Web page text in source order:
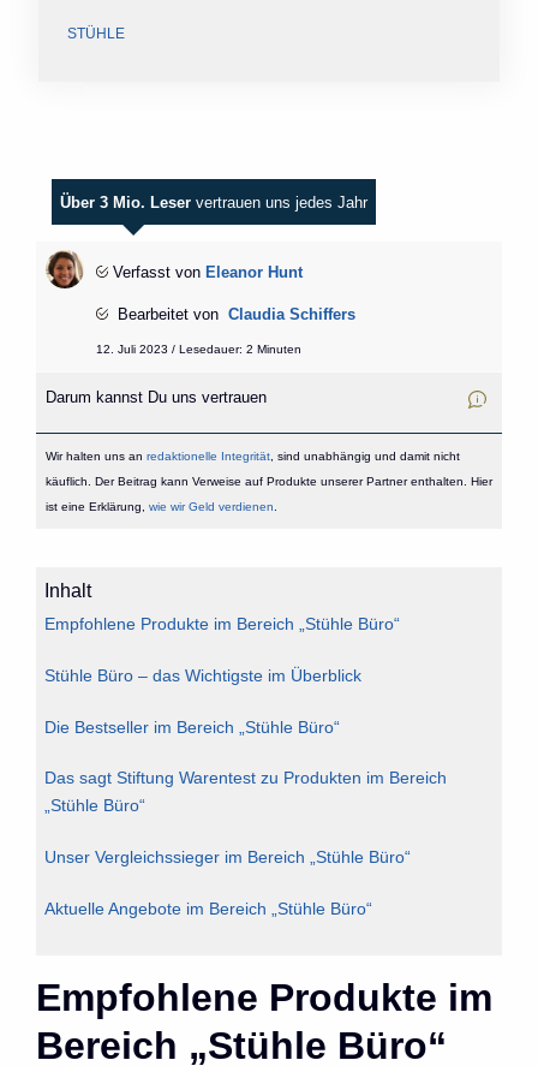
STÜHLE
Über 3 Mio. Leser vertrauen uns jedes Jahr
Verfasst von Eleanor Hunt
Bearbeitet von Claudia Schiffers
12. Juli 2023 / Lesedauer: 2 Minuten
Darum kannst Du uns vertrauen
Wir halten uns an redaktionelle Integrität, sind unabhängig und damit nicht
käuflich. Der Beitrag kann Verweise auf Produkte unserer Partner enthalten. Hier
ist eine Erklärung, wie wir Geld verdienen
Inhalt
Empfohlene Produkte im Bereich „Stühle Büro“
Stühle Büro – das Wichtigste im Überblick
Die Bestseller im Bereich „Stühle Büro“
Das sagt Stiftung Warentest zu Produkten im Bereich
„Stühle Büro“
Unser Vergleichssieger im Bereich „Stühle Büro“
Aktuelle Angebote im Bereich „Stühle Büro“
Empfohlene Produkte im
Bereich „Stühle Büro“